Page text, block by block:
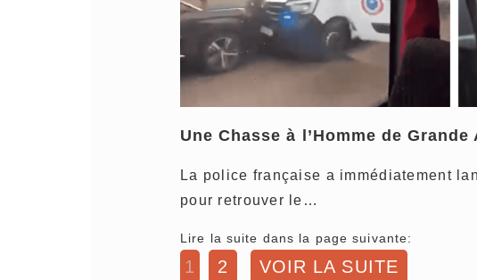
Une Chasse à l’Homme de Grande
La police française a immédiatement
pour retrouver le…
Lire la suite dans la page suivante:
1 2 VOIR LA SUITE